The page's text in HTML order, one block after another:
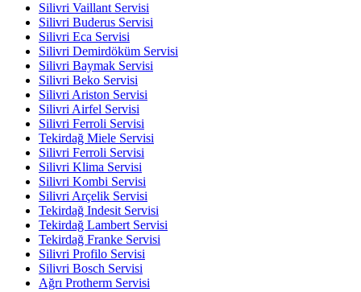
Silivri Vaillant Servisi
Silivri Buderus Servisi
Silivri Eca Servisi
Silivri Demirdöküm Servisi
Silivri Baymak Servisi
Silivri Beko Servisi
Silivri Ariston Servisi
Silivri Airfel Servisi
Silivri Ferroli Servisi
Tekirdağ Miele Servisi
Silivri Ferroli Servisi
Silivri Klima Servisi
Silivri Kombi Servisi
Silivri Arçelik Servisi
Tekirdağ Indesit Servisi
Tekirdağ Lambert Servisi
Tekirdağ Franke Servisi
Silivri Profilo Servisi
Silivri Bosch Servisi
Ağrı Protherm Servisi